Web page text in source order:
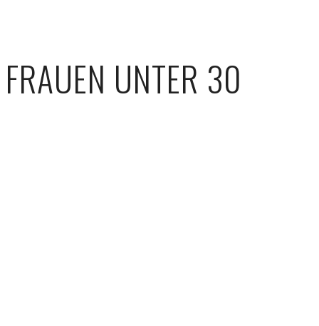
FRAUEN UNTER 30